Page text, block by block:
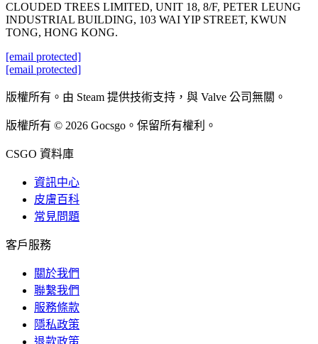
CLOUDED TREES LIMITED, UNIT 18, 8/F, PETER LEUNG
INDUSTRIAL BUILDING, 103 WAI YIP STREET, KWUN
TONG, HONG KONG.
[email protected]
[email protected]
版權所有。由 Steam 提供技術支持，與 Valve 公司無關。
版權所有 © 2026 Gocsgo。保留所有權利。
CSGO 資料庫
資訊中心
皮膚百科
常見問題
客戶服務
關於我們
聯繫我們
服務條款
隱私政策
退款政策